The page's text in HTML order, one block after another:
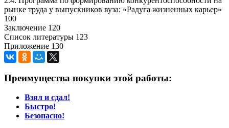
рынке труда у выпускников вуза: «Радуга жизненных карьер»
100
Заключение 120
Список литературы 123
Приложение 130
Преимущества покупки этой работы:
Взял и сдал!
Быстро!
Безопасно!